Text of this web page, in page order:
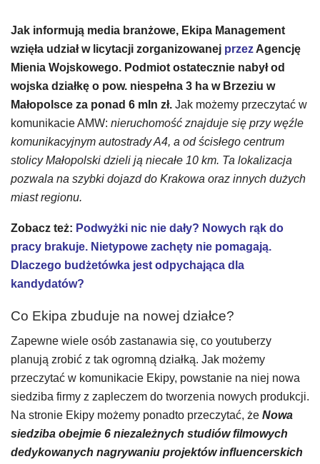
Jak informują media branżowe, Ekipa Management
wzięła udział w licytacji zorganizowanej przez Agencję
Mienia Wojskowego. Podmiot ostatecznie nabył od
wojska działkę o pow. niespełna 3 ha w Brzeziu w
Małopolsce za ponad 6 mln zł. Jak możemy przeczytać w
komunikacie AMW: nieruchomość znajduje się przy węźle
komunikacyjnym autostrady A4, a od ścisłego centrum
stolicy Małopolski dzieli ją niecałe 10 km. Ta lokalizacja
pozwala na szybki dojazd do Krakowa oraz innych dużych
miast regionu.
Zobacz też: Podwyżki nic nie dały? Nowych rąk do
pracy brakuje. Nietypowe zachęty nie pomagają.
Dlaczego budżetówka jest odpychająca dla
kandydatów?
Co Ekipa zbuduje na nowej działce?
Zapewne wiele osób zastanawia się, co youtuberzy
planują zrobić z tak ogromną działką. Jak możemy
przeczytać w komunikacie Ekipy, powstanie na niej nowa
siedziba firmy z zapleczem do tworzenia nowych produkcji.
Na stronie Ekipy możemy ponadto przeczytać, że Nowa
siedziba obejmie 6 niezależnych studiów filmowych
dedykowanych nagrywaniu projektów influencerskich